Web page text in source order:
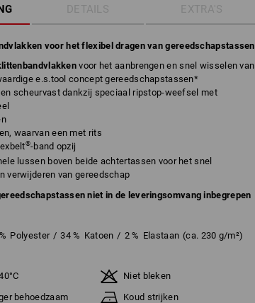
DETAILS EXTRA'S
voor het flexibel dragen van gereedschapstassen
voor het aanbrengen en snel wisselen van
e.s.tool concept gereedschapstassen*
scheurvast dankzij speciaal ripstop-weefsel met
waarvan een met rits
®-band opzij
lussen boven beide achtertassen voor het snel
verwijderen van gereedschap
niet in de leveringsomvang inbegrepen
Polyester / 34 % Katoen / 2 % Elastaan (ca. 230 g/m²)
Niet bleken
behoedzaam
Koud strijken